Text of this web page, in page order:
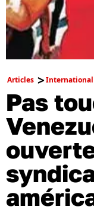
Articles International
Pas